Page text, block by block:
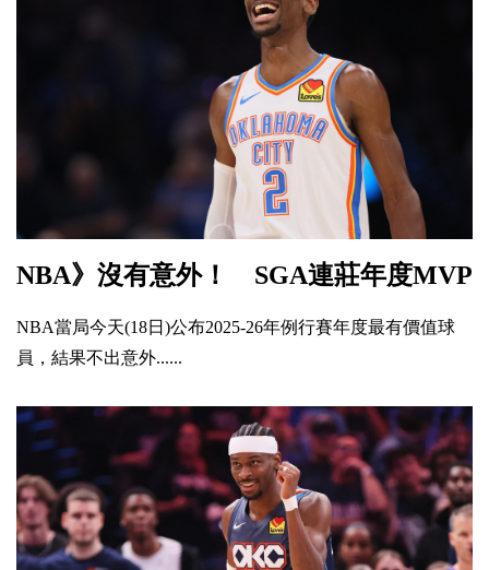
NBA》沒有意外！ SGA連莊年度MVP
NBA當局今天(18日)公布2025-26年例行賽年度最有價值球
員，結果不出意外......